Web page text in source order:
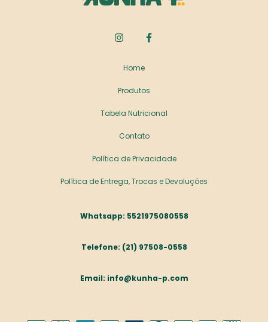
Home
Produtos
Tabela Nutricional
Contato
Política de Privacidade
Política de Entrega, Trocas e Devoluções